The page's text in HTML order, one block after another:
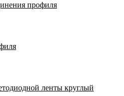
профиля
ленты круглый